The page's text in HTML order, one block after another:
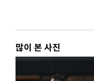
많이 본 사진